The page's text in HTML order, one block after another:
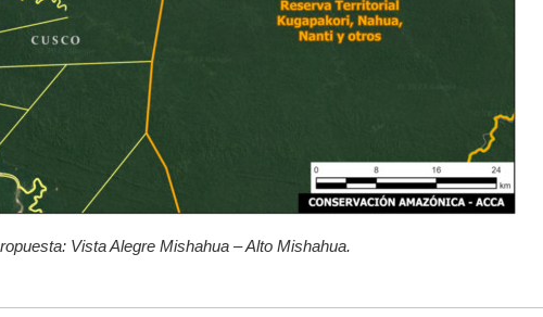
Vista Alegre Mishahua – Alto Mishahua.